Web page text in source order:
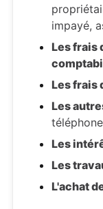
impayé,
Les frais
Les frais
Les
Les
Les
L'achat